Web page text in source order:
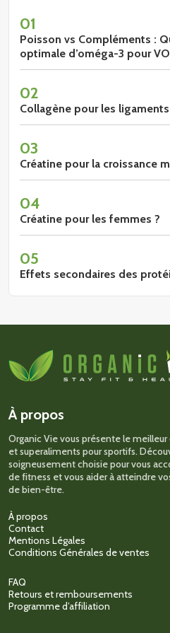
01
Poisson vs Compléments :
optimale d’oméga-3 pour
02
Collagène pour les ligaments
03
Créatine pour la croissance
04
Créatine pour les femmes ?
05
Effets secondaires des
À propos
Organic Vie vous présente le
et superaliments pour sportifs.
soigneusement choisie pour vous
de fitness et vous aider à atteindre
de bien-être.
À propos
Contact
Mentions Légales
Conditions Générales de ventes
FAQ
Retours et remboursements
Programme d’affiliation